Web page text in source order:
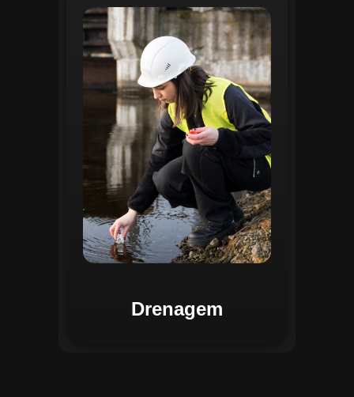
Drenagem
O módulo de Gestão de Drenagem do
Regente aplica o geoprocessamento para
mapear redes de drenagem subterrâneas
e superficiais. A plataforma permite
identificar pontos de alagamento, planejar
intervenções e monitorar a eficiência das
estruturas de drenagem. Com análises
baseadas em dados coletados, o sistema
contribui para o planejamento urbano
sustentável, reduzindo riscos de
enchentes e otimizando a alocação de
recursos. Relatórios visuais facilitam a
comunicação dos resultados e o
acompanhamento dos projetos de
melhoria.